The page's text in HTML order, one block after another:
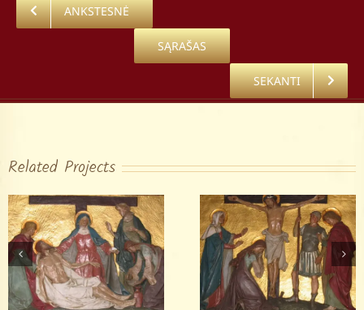
ANKSTESNĖ
SĄRAŠAS
SEKANTI
Related Projects
Kryžiaus kelias –
13 stotis
Kryžiaus kelias –
12 stotis